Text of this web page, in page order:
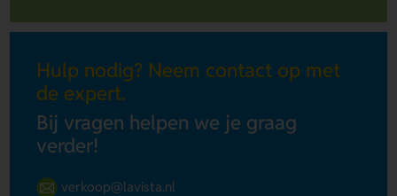
Hulp nodig? Neem contact op met
de expert.
Bij vragen helpen we je graag
verder!
verkoop@lavista.nl